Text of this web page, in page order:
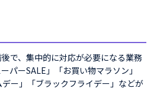
で、集中的に対応が必要になる業務
パーSALE」「お買い物マラソン」
ー」「ブラックフライデー」などが